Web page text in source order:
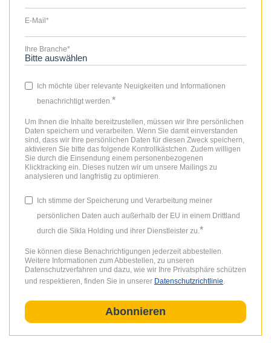
E-Mail*
Ihre Branche*
Ich möchte über relevante Neuigkeiten und Informationen
benachrichtigt werden. *
Um Ihnen die Inhalte bereitzustellen, müssen wir Ihre persönlichen
Daten speichern und verarbeiten. Wenn Sie damit einverstanden
sind, dass wir Ihre persönlichen Daten für diesen Zweck speichern,
aktivieren Sie bitte das folgende Kontrollkästchen. Zudem willigen
Sie durch die Einsendung einem personenbezogenen
Klicktracking ein. Dieses nutzen wir um unsere Mailings zu
analysieren und langfristig zu optimieren.
Ich stimme der Speicherung und Verarbeitung meiner
persönlichen Daten auch außerhalb der EU in einem Drittland
durch die Sikla Holding und ihrer Dienstleister zu. *
Sie können diese Benachrichtigungen jederzeit abbestellen.
Weitere Informationen zum Abbestellen, zu unseren
Datenschutzverfahren und dazu, wie wir Ihre Privatsphäre schützen
und respektieren, finden Sie in unserer Datenschutzrichtlinie